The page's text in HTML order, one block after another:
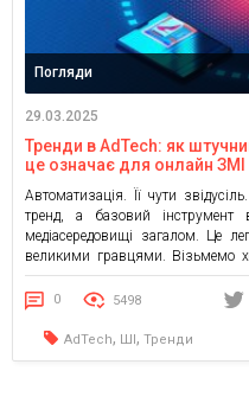
Погляди
29.03.2025
Тренди в AdTech: як
це означає для онлайн ЗМІ
Автоматизація. Її чути
тренд, а базовий
медіасередовищі загалом. Це
великими гравцями. Візьмемо
просто експериментують із
використання. Їхній підхід
0 5498
AdTech, ШІ, Тренди